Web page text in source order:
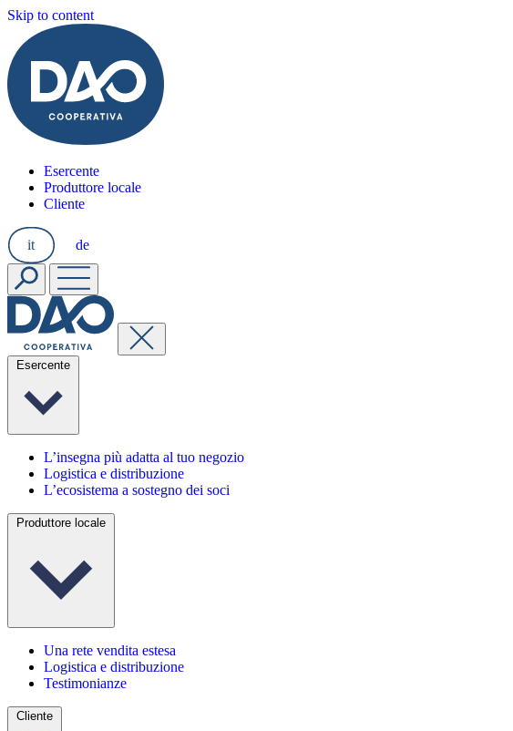
Skip to content
Esercente
Produttore locale
Cliente
it de
Esercente
L’insegna più adatta al tuo negozio
Logistica e distribuzione
L’ecosistema a sostegno dei soci
Produttore locale
Una rete vendita estesa
Logistica e distribuzione
Testimonianze
Cliente